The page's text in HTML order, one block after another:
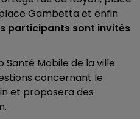
Gambetta et enfin
participants sont invités
Santé Mobile de la ville
concernant le
et proposera des